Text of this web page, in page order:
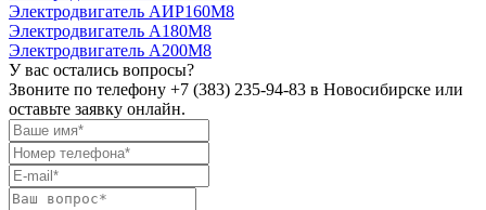
Электродвигатель АИР160М8
Электродвигатель А180М8
Электродвигатель А200М8
У вас остались вопросы?
Звоните по телефону +7 (383) 235-94-83 в Новосибирске или
оставьте заявку онлайн.